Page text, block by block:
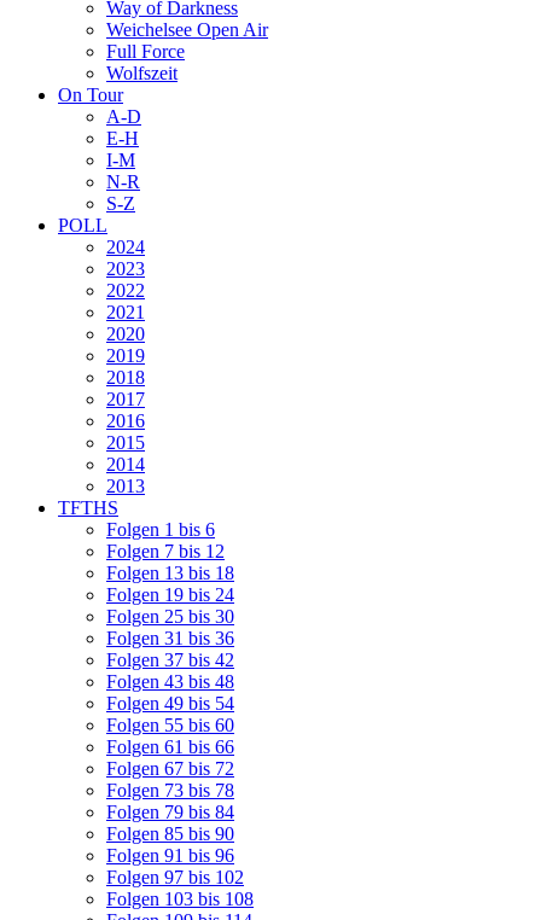
Way of Darkness
Weichelsee Open Air
Full Force
Wolfszeit
On Tour
A-D
E-H
I-M
N-R
S-Z
POLL
2024
2023
2022
2021
2020
2019
2018
2017
2016
2015
2014
2013
TFTHS
Folgen 1 bis 6
Folgen 7 bis 12
Folgen 13 bis 18
Folgen 19 bis 24
Folgen 25 bis 30
Folgen 31 bis 36
Folgen 37 bis 42
Folgen 43 bis 48
Folgen 49 bis 54
Folgen 55 bis 60
Folgen 61 bis 66
Folgen 67 bis 72
Folgen 73 bis 78
Folgen 79 bis 84
Folgen 85 bis 90
Folgen 91 bis 96
Folgen 97 bis 102
Folgen 103 bis 108